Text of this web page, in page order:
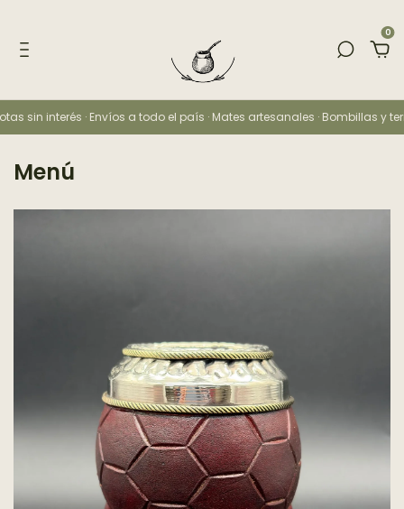
0
· Envíos a todo el país · Mates artesanales · Bombillas y termos ·
Menú